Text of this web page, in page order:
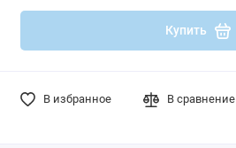
Купить
В избранное В сравнение